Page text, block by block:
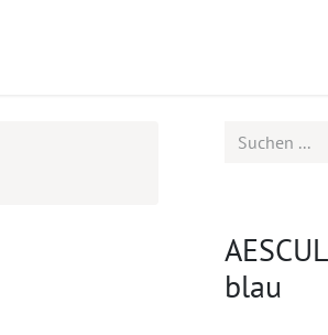
blau